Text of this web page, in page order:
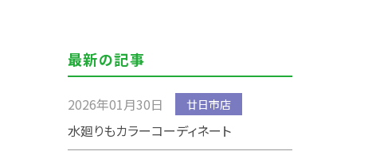
最新の記事
2026年01月30日 廿日市店
水廻りもカラーコーディネート